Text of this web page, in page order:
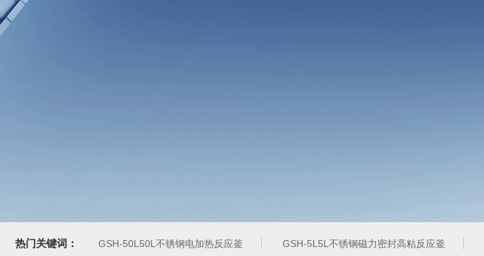
热门关键词： GSH-50L50L不锈钢电加热反应釜 GSH-5L5L不锈钢磁力密封高粘反应釜